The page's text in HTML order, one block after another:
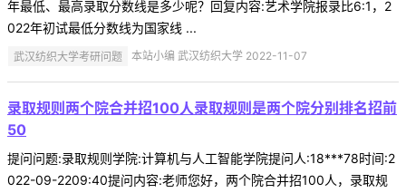
年最低、最高录取分数线是多少呢？回复内容:艺术学院报录比6:1，2
022年初试最低分数线为国家线 ...
武汉纺织大学考研问题 本站小编 武汉纺织大学 2022-11-07
录取规则两个院合并招100人录取规则是两个院分别排名招前
50
提问问题:录取规则学院:计算机与人工智能学院提问人:18***78时间:2
022-09-2209:40提问内容:老师您好，两个院合并招100人，录取规